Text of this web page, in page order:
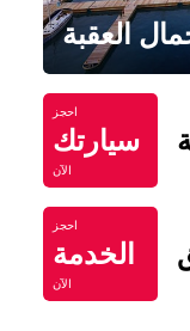
العقبة
احجز
سيارتك
الآن
احجز
الخدمة
الآن